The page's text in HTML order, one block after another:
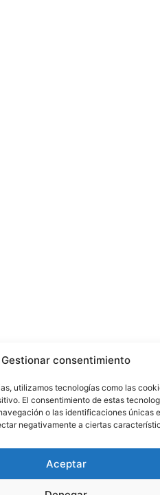
Gestionar consentimiento
utilizamos tecnologías como las
El consentimiento de estas
o las identificaciones únicas
negativamente a ciertas
Aceptar